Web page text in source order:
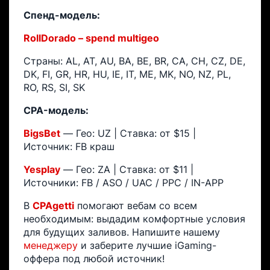
Спенд-модель:
RollDorado – spend multigeo
Страны: AL, AT, AU, BA, BE, BR, CA, CH, CZ, DE,
DK, FI, GR, HR, HU, IE, IT, ME, MK, NO, NZ, PL,
RO, RS, SI, SK
CPA-модель:
BigsBet — Гео: UZ | Ставка: от $15 |
Источник: FB краш
Yesplay — Гео: ZA | Ставка: от $11 |
Источники: FB / ASO / UAC / PPC / IN-APP
В CPAgetti помогают вебам со всем
необходимым: выдадим комфортные условия
для будущих заливов. Напишите нашему
менеджеру и заберите лучшие iGaming-
оффера под любой источник!